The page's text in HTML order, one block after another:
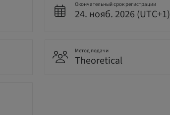
Окончательный срок регистрации
24. нояб. 2026 (UTC+1)
Метод подачи
Theoretical